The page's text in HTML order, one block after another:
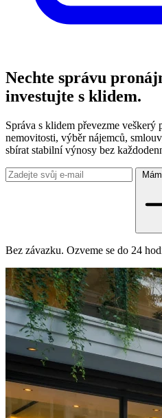
Nechte správu
investujte s klidem.
Správa s klidem převezme veškerý
nemovitosti, výběr nájemců,
sbírat stabilní výnosy bez
Bez závazku. Ozveme se do 24